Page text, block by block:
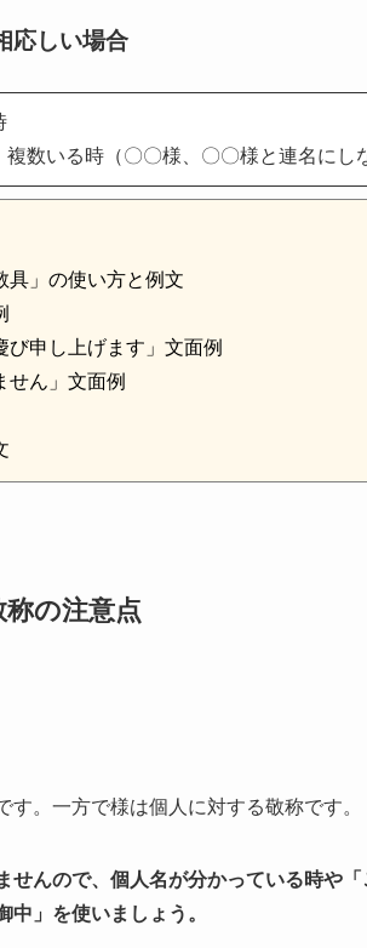
応しい場合
数いる時（〇〇様、〇〇様と連名にし
具」の使い方と例文
び申し上げます」文面例
せん」文面例
の注意点
。一方で様は個人に対する敬称です。
せんので、個人名が分かっている時や
中」を使いましょう。